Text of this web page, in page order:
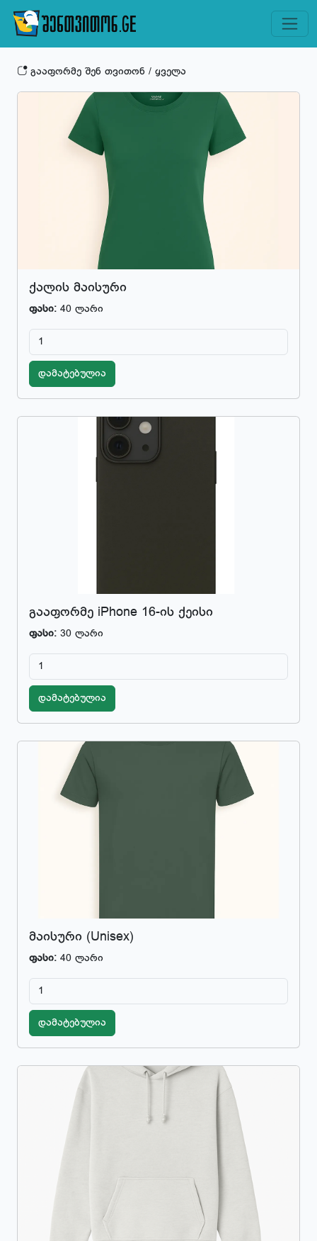
გააფორმე შენ თვითონ / ყველა
ქალის მაისური
ფასი: 40 ლარი
დამატებულია
გააფორმე iPhone 16-ის ქეისი
ფასი: 30 ლარი
დამატებულია
მაისური (Unisex)
ფასი: 40 ლარი
დამატებულია